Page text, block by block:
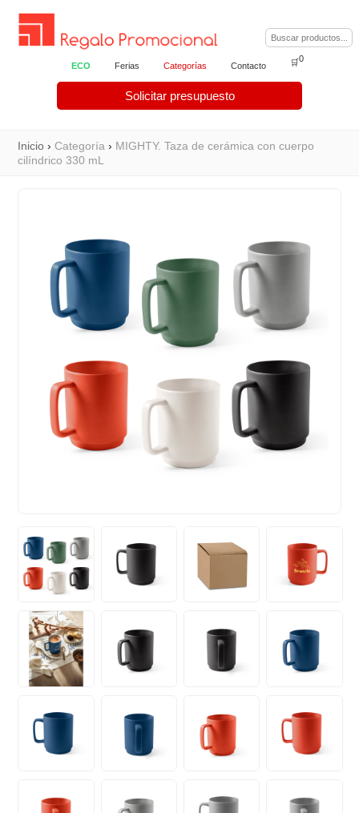
ECO Ferias Categorías Contacto
Solicitar presupuesto
🛒0
Inicio ›Categoría › MIGHTY. Taza de cerámica con cuerpo
cilíndrico 330 mL